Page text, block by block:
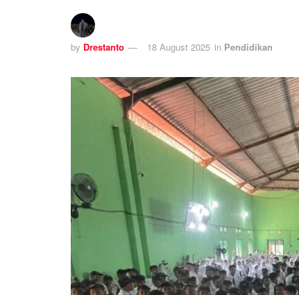
by Drestanto 18 August 2025 in Pendidikan